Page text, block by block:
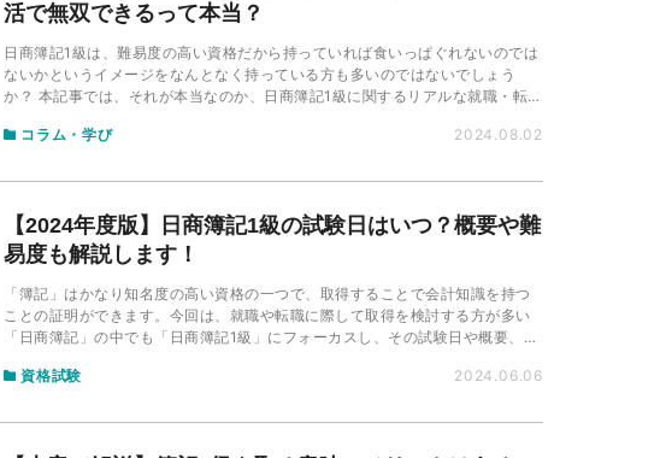
活で無双できるって本当？
日商簿記1級は、難易度の高い資格だから持っていれば食いっぱぐれないのでは
ないかというイメージをなんとなく持っている方も多いのではないでしょう
か？ 本記事では、それが本当なのか、日商簿記1級に関するリアルな就職・転職
コラム・学び
2024.08.02
【2024年度版】日商簿記1級の試験日はいつ？概要や難
易度も解説します！
「簿記」はかなり知名度の高い資格の一つで、取得することで会計知識を持つ
ことの証明ができます。今回は、就職や転職に際して取得を検討する方が多い
「日商簿記」の中でも「日商簿記1級」にフォーカスし、その試験日や概要、取
資格試験
2024.06.06